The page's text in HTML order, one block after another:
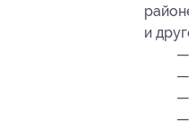
и
—
—
—
—